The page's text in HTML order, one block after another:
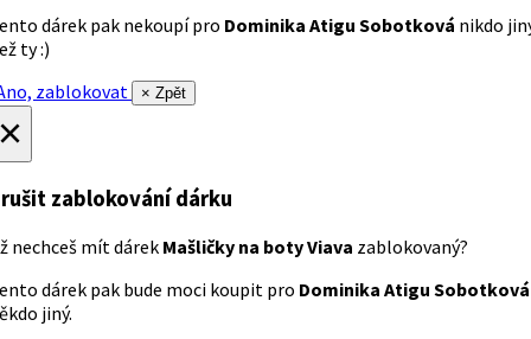
dárek pak nekoupí pro Dominika Atigu Sobotková nikdo
ty :)
zablokovat
× Zpět
zablokování dárku
nechceš mít dárek Mašličky na boty Viava zablokovaný?
dárek pak bude moci koupit pro Dominika Atigu Sobotková
jiný.